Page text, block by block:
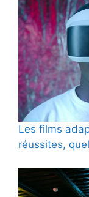
Les films
réussites,